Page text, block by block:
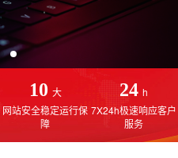
10 大
网站安全稳定运行保
障
24 h
7X24h极速响应客户
服务